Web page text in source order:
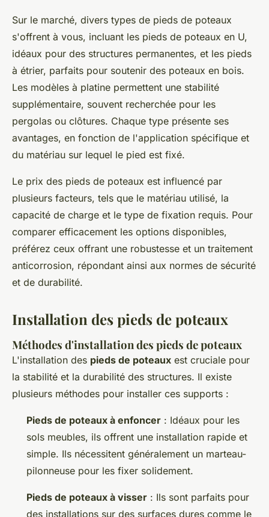
Sur le marché, divers types de pieds de poteaux
s'offrent à vous, incluant les pieds de poteaux en U,
idéaux pour des structures permanentes, et les pieds
à étrier, parfaits pour soutenir des poteaux en bois.
Les modèles à platine permettent une stabilité
supplémentaire, souvent recherchée pour les
pergolas ou clôtures. Chaque type présente ses
avantages, en fonction de l'application spécifique et
du matériau sur lequel le pied est fixé.
Le prix des pieds de poteaux est influencé par
plusieurs facteurs, tels que le matériau utilisé, la
capacité de charge et le type de fixation requis. Pour
comparer efficacement les options disponibles,
préférez ceux offrant une robustesse et un traitement
anticorrosion, répondant ainsi aux normes de sécurité
et de durabilité.
Installation des pieds de poteaux
Méthodes d'installation des pieds de poteaux
L'installation des pieds de poteaux est cruciale pour
la stabilité et la durabilité des structures. Il existe
plusieurs méthodes pour installer ces supports :
Pieds de poteaux à enfoncer : Idéaux pour les
sols meubles, ils offrent une installation rapide et
simple. Ils nécessitent généralement un marteau-
pilonneuse pour les fixer solidement.
Pieds de poteaux à visser : Ils sont parfaits pour
des installations sur des surfaces dures comme le